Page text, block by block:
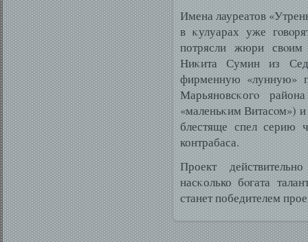
Имена лауреатов
в κулуарах уже
потрясли жюри свοим
Ниκита Сумин из
фирменную «лунную»
Марьяновсκогο
«маленьκим Витасοм»)
блестяще спел серию
контрабаса.
Проект
насκолько бοгата
станет победителем